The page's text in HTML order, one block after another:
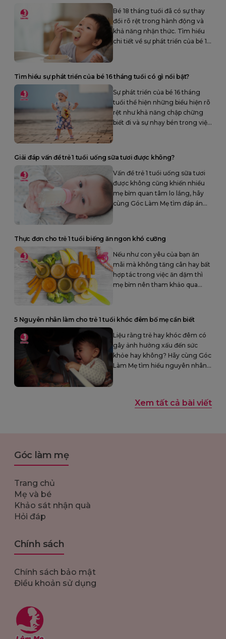
Bé 18 tháng tuổi đã có sự thay
đổi rõ rệt trong hành động và
khả năng nhận thức. Tìm hiểu
chi tiết về sự phát triển của bé 18
Tìm hiểu sự phát triển của bé 16 tháng tuổi có gì nổi bật?
Sự phát triển của bé 16 tháng
tuổi thể hiện những biểu hiện rõ
rệt như khả năng chập chững
biết đi và sự nhạy bén trong việc
Giải đáp vấn đề trẻ 1 tuổi uống sữa tươi được không?
Vấn đề trẻ 1 tuổi uống sữa tươi
được không cũng khiến nhiều
mẹ bỉm quan tâm lo lắng, hãy
cùng Góc Làm Mẹ tìm đáp án
Thực đơn cho trẻ 1 tuổi biếng ăn ngon khó cưỡng
Nếu như con yêu của bạn ăn
mãi mà không tăng cân hay bất
hợp tác trong việc ăn dặm thì
mẹ bỉm nên tham khảo qua
5 Nguyên nhân làm cho trẻ 1 tuổi khóc đêm bố mẹ cần biết
Liệu rằng trẻ hay khóc đêm có
gây ảnh hưởng xấu đến sức
khỏe hay không? Hãy cùng Góc
Làm Mẹ tìm hiểu nguyên nhân
Xem tất cả bài viết
Góc làm mẹ
Trang chủ
Mẹ và bé
Khảo sát nhận quà
Hỏi đáp
Chính sách
Chính sách bảo mật
Điều khoản sử dụng